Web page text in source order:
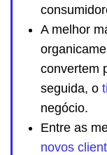
A melhor
convertem
seguida, o
negócio.
Entre as
novos